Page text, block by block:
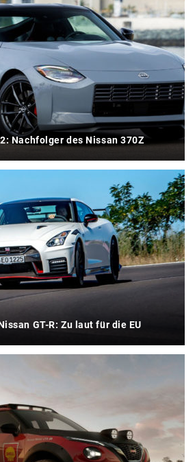
Nachfolger des Nissan 370Z
GT-R: Zu laut für die EU